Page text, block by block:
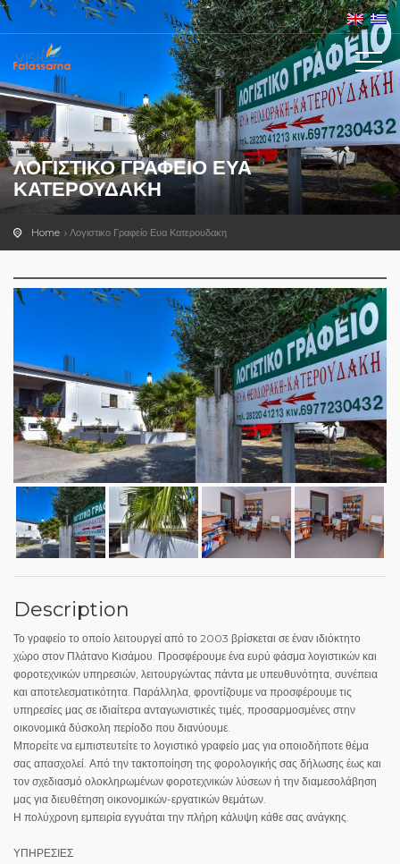
ΛΟΓΙΣΤΙΚΟ ΓΡΑΦΕΊΟ ΕΥΑ
ΚΑΤΕΡΟΥΔΑΚΗ
Home Λογιστικο Γραφείο Ευα Κατερουδακη
Description
Το γραφείο το οποίο λειτουργεί από το 2003 βρίσκεται σε έναν ιδιόκτητο
χώρο στον Πλάτανο Κισάμου. Προσφέρουμε ένα ευρύ φάσμα λογιστικών και
φοροτεχνικών υπηρεσιών, λειτουργώντας πάντα με υπευθυνότητα, συνέπεια
και αποτελεσματικότητα. Παράλληλα, φροντίζουμε να προσφέρουμε τις
υπηρεσίες μας σε ιδιαίτερα ανταγωνιστικές τιμές, προσαρμοσμένες στην
οικονομικά δύσκολη περίοδο που διανύουμε.
Μπορείτε να εμπιστευτείτε το λογιστικό γραφείο μας για οποιοδήποτε θέμα
σας απασχολεί. Από την τακτοποίηση της φορολογικής σας δήλωσης έως και
τον σχεδιασμό ολοκληρωμένων φοροτεχνικών λύσεων ή την διαμεσολάβηση
μας για διευθέτηση οικονομικών-εργατικών θεμάτων.
Η πολύχρονη εμπειρία εγγυάται την πλήρη κάλυψη κάθε σας ανάγκης.
ΥΠΗΡΕΣΙΕΣ